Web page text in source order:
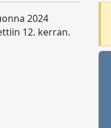
2024
12. kerran.